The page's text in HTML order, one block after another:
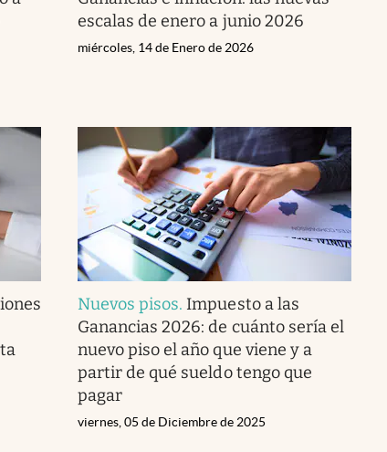
escalas de enero a junio 2026
miércoles, 14 de Enero de 2026
Nuevos pisos. Impuesto a las
Ganancias 2026: de cuánto sería el
nuevo piso el año que viene y a
partir de qué sueldo tengo que
pagar
viernes, 05 de Diciembre de 2025